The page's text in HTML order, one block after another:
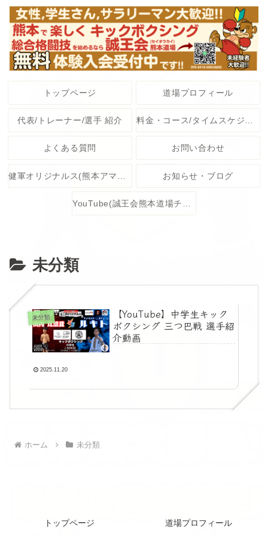
トップページ 道場プロフィール
代表/トレーナー/選手 紹介
よくある質問 お問い合わせ
お知らせ・ブログ
YouTube(誠王会熊本道場チャンネル)
未分類
未分類
【YouTube】中学生キック
ボクシング 三つ巴戦 選手紹
介動画
2025.11.20
ホーム 未分類
トップページ
道場プロフィール